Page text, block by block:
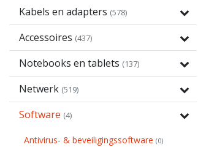
Kabels en adapters (578)
Accessoires (437)
Notebooks en tablets (137)
Netwerk (519)
Software (4)
Antivirus- & beveiligingssoftware (0)